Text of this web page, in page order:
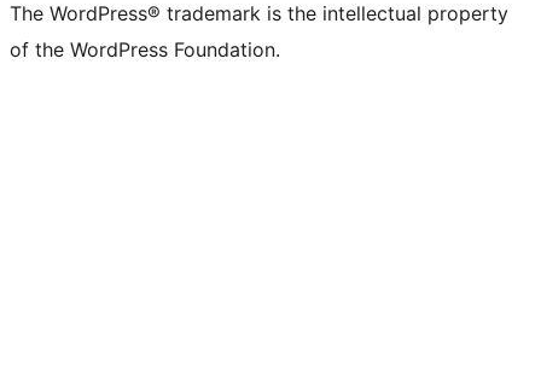
The WordPress® trademark is the intellectual property
of the WordPress Foundation.